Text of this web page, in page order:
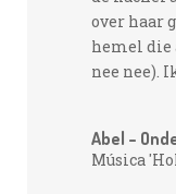
over haar
hemel die
nee nee).
Abel –
Música